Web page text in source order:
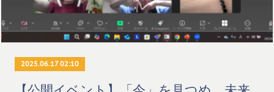
2025.06.17 02:10